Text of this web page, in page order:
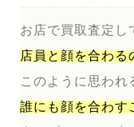
お店で買取査定し
店員と顔を合わる
このように思われ
誰にも顔を合わす